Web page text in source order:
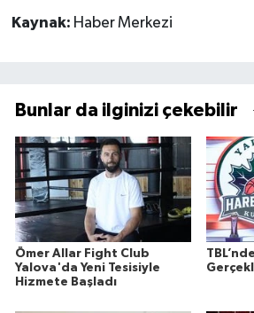
Kaynak: Haber Merkezi
Bunlar da ilginizi çekebilir
Ömer Allar Fight Club
Yalova'da Yeni Tesisiyle
Hizmete Başladı